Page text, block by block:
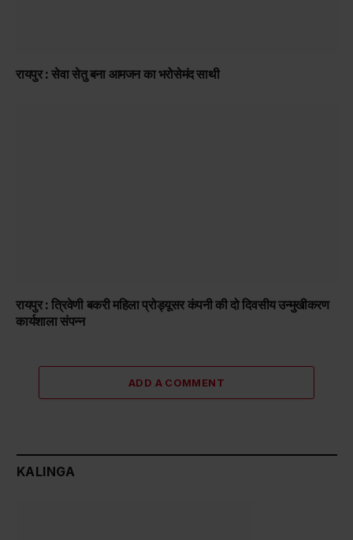
रायपुर : सेवा सेतु बना आमजन का भरोसेमंद साथी
रायपुर : त्रिवेणी बकरी महिला प्रोड्यूसर कंपनी की दो दिवसीय उन्मुखीकरण
कार्यशाला संपन्न
ADD A COMMENT
KALINGA